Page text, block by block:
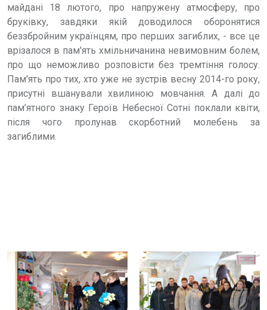
майдані 18 лютого, про напружену атмосферу, про
бруківку, завдяки якій доводилося оборонятися
беззбройним українцям, про перших загиблих, - все це
врізалося в пам'ять хмільничанина невимовним болем,
про що неможливо розповісти без тремтіння голосу.
Пам'ять про тих, хто уже не зустрів весну 2014-го року,
присутні вшанували хвилиною мовчання. А далі до
пам’ятного знаку Героїв Небесної Сотні поклали квіти,
після чого пролунав скорботний молебень за
загиблими.